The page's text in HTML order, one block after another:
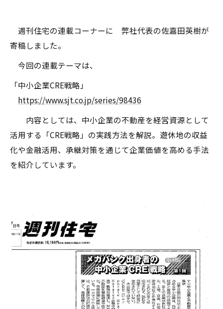
週刊住宅の連載コーナーに 弊社代表の佐嘉田英樹が
寄稿しました。
今回の連載テーマは、
「中小企業CRE戦略」
https://www.sjt.co.jp/series/98436
内容としては、中小企業の不動産を経営資源として
活用する「CRE戦略」の実践方法を解説。遊休地の収益
化や金融活用、承継対策を通じて企業価値を高める手法
を紹介しています。